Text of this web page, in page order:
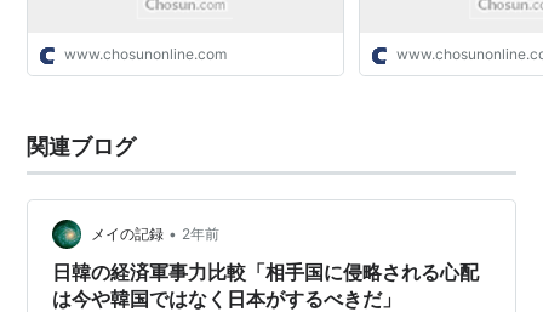
www.chosunonline.com
関連ブログ
メイの記録 • 2年前
日韓の経済軍事力比較「相手国に侵略される心配
は今や韓国ではなく日本がするべきだ」